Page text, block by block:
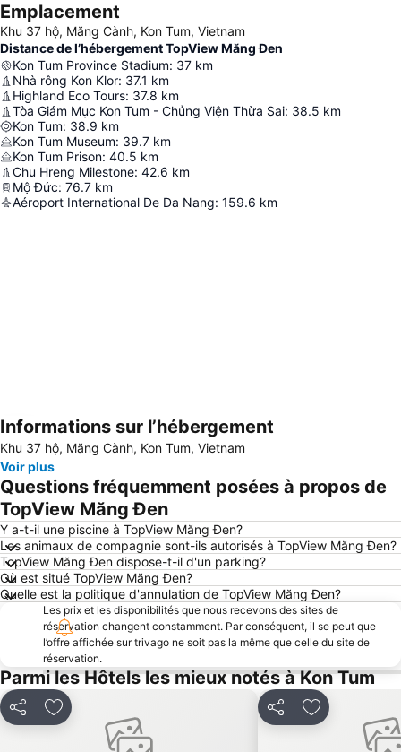
Emplacement
Khu 37 hộ, Măng Cành, Kon Tum, Vietnam
Distance de l’hébergement TopView Măng Đen
Kon Tum Province Stadium: 37 km
Nhà rông Kon Klor: 37.1 km
Highland Eco Tours: 37.8 km
Tòa Giám Mục Kon Tum - Chủng Viện Thừa Sai: 38.5 km
Kon Tum: 38.9 km
Kon Tum Museum: 39.7 km
Kon Tum Prison: 40.5 km
Chu Hreng Milestone: 42.6 km
Mộ Đức: 76.7 km
Aéroport International De Da Nang: 159.6 km
Agrandir la carte
Informations sur l’hébergement
Khu 37 hộ, Măng Cành, Kon Tum, Vietnam
Voir plus
Questions fréquemment posées à propos de
TopView Măng Đen
Y a-t-il une piscine à TopView Măng Đen?
Les animaux de compagnie sont-ils autorisés à TopView Măng Đen?
TopView Măng Đen dispose-t-il d'un parking?
Où est situé TopView Măng Đen?
Quelle est la politique d'annulation de TopView Măng Đen?
Les prix et les disponibilités que nous recevons des sites de
réservation changent constamment. Par conséquent, il se peut que
l’offre affichée sur trivago ne soit pas la même que celle du site de
réservation.
Parmi les Hôtels les mieux notés à Kon Tum
PartagerAjouter à mes favoris PartagerAjouter à